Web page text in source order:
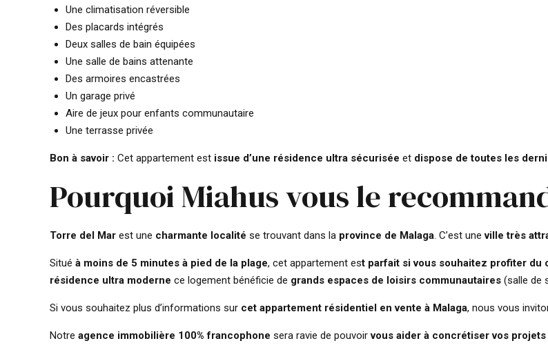
Une climatisation réversible
Des placards intégrés
Deux salles de bain équipées
Une salle de bains attenante
Des armoires encastrées
Un garage privé
Aire de jeux pour enfants communautaire
Une terrasse privée
Bon à savoir : Cet appartement est issue d’une résidence ultra sécurisée et dispose de toutes les
Pourquoi Miahus vous le
Torre del Mar est une charmante localité se trouvant dans la province de Malaga. C’est uneville très
Situé à moins de 5 minutes à pied de la plage, cet appartement est parfait si vous souhaitez profiter du
résidence ultra moderne ce logement bénéficie de grands espaces de loisirs communautaires (salle de
Si vous souhaitez plus d’informations sur cet appartement résidentiel en vente à Malaga, nous vous
Notre agence immobilière 100% francophone sera ravie de pouvoirvous aider à concrétiser vos